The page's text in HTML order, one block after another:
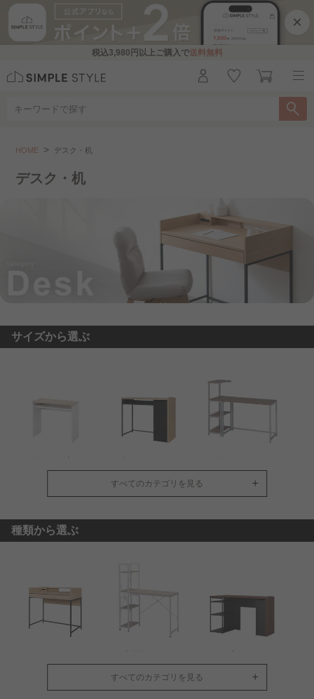
×
税込3,980円 以上ご購入で送料無料
HOME デスク・机
収納付きデスク
幅100cm以下
幅121～160cm
デスク・机
サイズから選ぶ
すべてのカテゴリを見る
種類から選ぶ
ワークデスク
すべてのカテゴリを見る